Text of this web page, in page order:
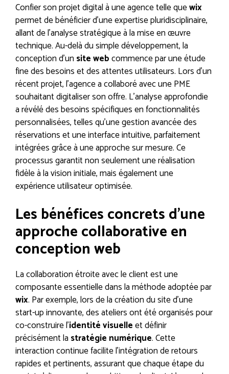
Confier son projet digital à une agence telle quewix
permet de bénéficier d’une expertise pluridisciplinaire,
allant de l’analyse stratégique à la mise en œuvre
technique. Au-delà du simple développement, la
conception d’un site webcommence par une étude
fine des besoins et des attentes utilisateurs. Lors d’un
récent projet, l’agence a collaboré avec une PME
souhaitant digitaliser son offre. L’analyse approfondie
a révélé des besoins spécifiques en fonctionnalités
personnalisées, telles qu’une gestion avancée des
réservations et une interface intuitive, parfaitement
intégrées grâce à une approche sur mesure. Ce
processus garantit non seulement une réalisation
fidèle à la vision initiale, mais également une
expérience utilisateur optimisée.
Les bénéfices concrets d’une
approche collaborative en
conception web
La collaboration étroite avec le client est une
composante essentielle dans la méthode adoptée par
wix. Par exemple, lors de la création du site d’une
start-up innovante, des ateliers ont été organisés pour
co-construire l’identité visuelleet définir
précisément la stratégie numérique. Cette
interaction continue facilite l’intégration de retours
rapides et pertinents, assurant que chaque étape du